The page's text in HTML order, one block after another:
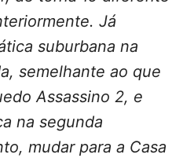
Já
suburbana na
semelhante ao que
Assassino 2, e
na segunda
mudar para a Casa